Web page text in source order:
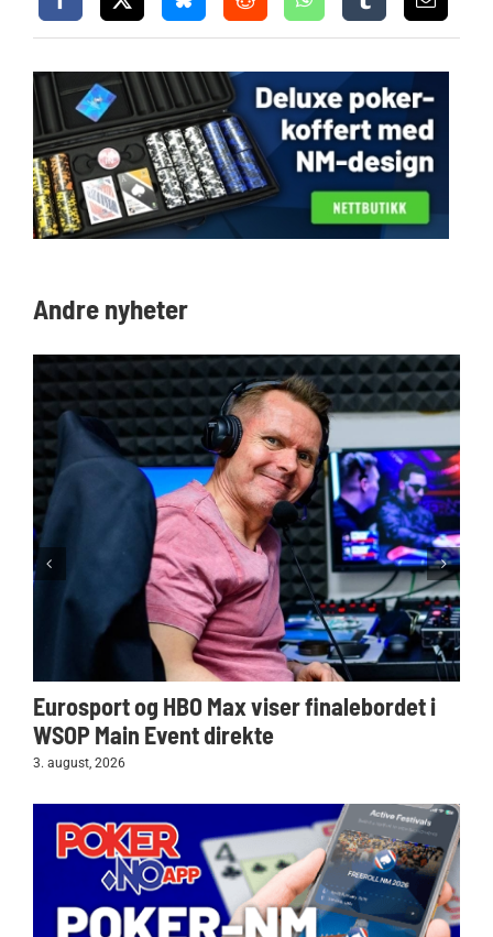
Andre nyheter
Eurosport og HBO Max viser finalebordet i
WSOP Main Event direkte
3. august, 2026